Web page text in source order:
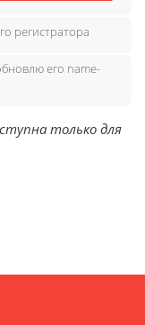
регистратора
его name-
только для